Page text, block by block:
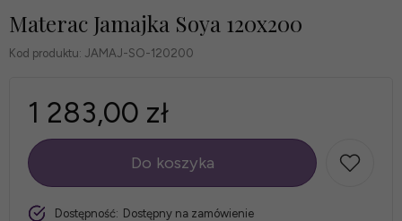
Materac Jamajka Soya 120x200
Kod produktu: JAMAJ-SO-120200
1 283,00 zł
szt.
Do koszyka
Dostępność: Dostępny na zamówienie